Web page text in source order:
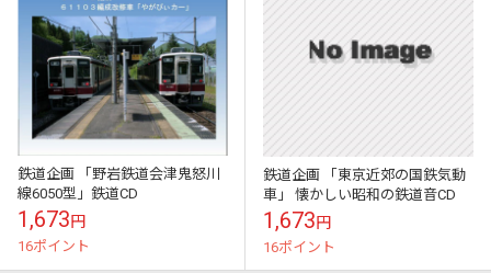
鉄道企画 「野岩鉄道会津鬼怒川
線6050型」鉄道CD
1,673円
16ポイント
鉄道企画 「東京近郊の国鉄気動
車」 懐かしい昭和の鉄道音CD
1,673円
16ポイント